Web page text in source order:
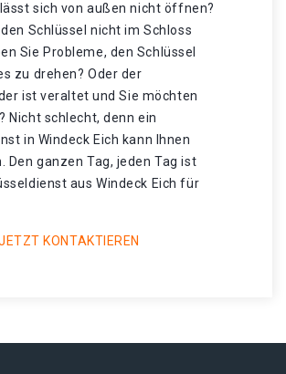
sich von außen nicht öffnen?
den Schlüssel nicht im Schloss
Sie Probleme, den Schlüssel
zu drehen? Oder der
ist veraltet und Sie möchten
Nicht schlecht, denn ein
in Windeck Eich kann Ihnen
Den ganzen Tag, jeden Tag ist
aus Windeck Eich für
KONTAKTIEREN